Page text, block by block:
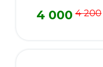
4 000 4 200